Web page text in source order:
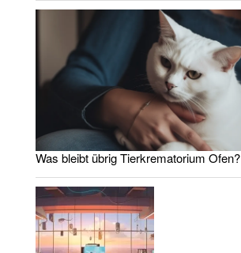
Was bleibt übrig Tierkrematorium Ofen?